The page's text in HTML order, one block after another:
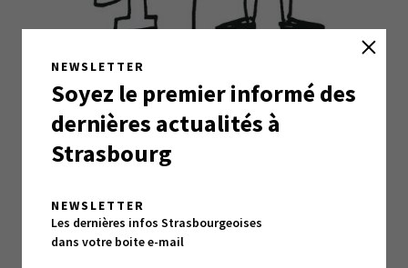
NEWSLETTER
Soyez le premier informé des
dernières actualités à
Strasbourg
NEWSLETTER
Les dernières infos Strasbourgeoises
dans votre boite e-mail
destinées aux femmes